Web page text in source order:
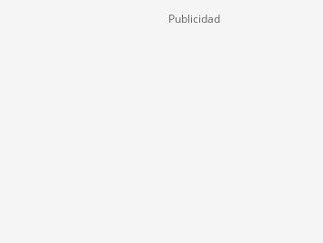
Publicidad